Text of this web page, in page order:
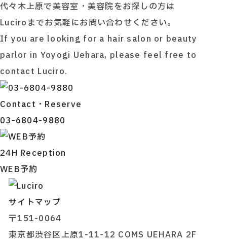
代々木上原で美容室・美容院をお探しの方は
Luciroまでお気軽にお問い合わせください。
If you are looking for a hair salon or beauty
parlor in Yoyogi Uehara, please feel free to
contact Luciro.
Contact・Reserve
03-6804-9880
24H Reception
WEB予約
サイトマップ
〒151-0064
東京都渋谷区上原1-11-12 COMS UEHARA 2F